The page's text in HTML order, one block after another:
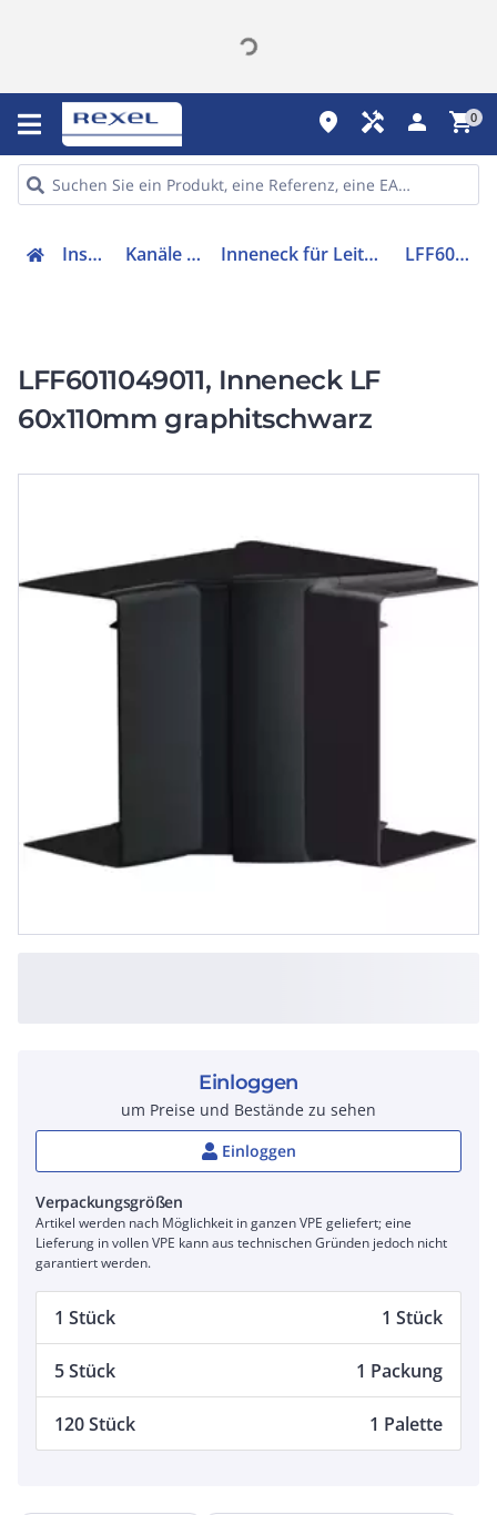
place handyman person shopping_cart0
Installation Kanäle & Zubehör Inneneck für Leitungsführungskanal LFF6011049011
LFF6011049011, Inneneck LF
60x110mm graphitschwarz
Einloggen
um Preise und Bestände zu sehen
Einloggen
Verpackungsgrößen
Artikel werden nach Möglichkeit in ganzen VPE geliefert; eine
Lieferung in vollen VPE kann aus technischen Gründen jedoch nicht
garantiert werden.
1 Stück 1 Stück
5 Stück 1 Packung
120 Stück 1 Palette